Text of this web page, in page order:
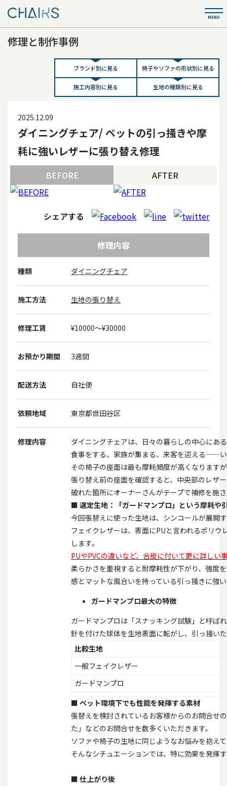
修理と制作事例
ブランド別に見る 椅子やソファの形状別に見る
施工内容別に見る 生地の種類別に見る
2025.12.09
ダイニングチェア/ ペットの引っ掻きや摩
耗に強いレザーに張り替え修理
BEFORE AFTER
シェアする
修理内容
種類 ダイニングチェア
施工方法 生地の張り替え
修理工賃 ¥10000〜¥30000
お預かり期間 3週間
配送方法 自社便
依頼地域 東京都世田谷区
修理内容
ダイニングチェアは、日々の暮らしの中心にあ
食事をする、家族が集まる、来客を迎える——
その椅子の座面は最も摩耗頻度が高くなります
張り替え前の座面を確認すると、中央部のレザ
破れた箇所にオーナーさんがテープで補修を施
■ 選定生地：「ガードマンプロ」という摩耗や
今回張替えに使った生地は、シンコールが展開
フェイクレザーは、表面にPUと言われるポリウ
します。
PUやPVCの違いなど、合皮に付いて更に詳しい
柔らかさを重視すると耐摩耗性が下がり、強度
感とマットな風合いを持っている引っ掻きに強
ガードマンプロ最大の特徴
ガードマンプロは「スナッキング試験」と呼ば
針を付けた球体を生地表面に転がし、引っ掻い
比較生地
一般フェイクレザー
ガードマンプロ
■ ペット環境下でも性能を発揮する素材
張替えを検討されているお客様からのお問合せ
た」などのお問合せを数多くいただきます。
ソファや椅子の生地に同じようなお悩みを抱え
そんなシチュエーションでは、特に効果を発揮
■ 仕上がり後